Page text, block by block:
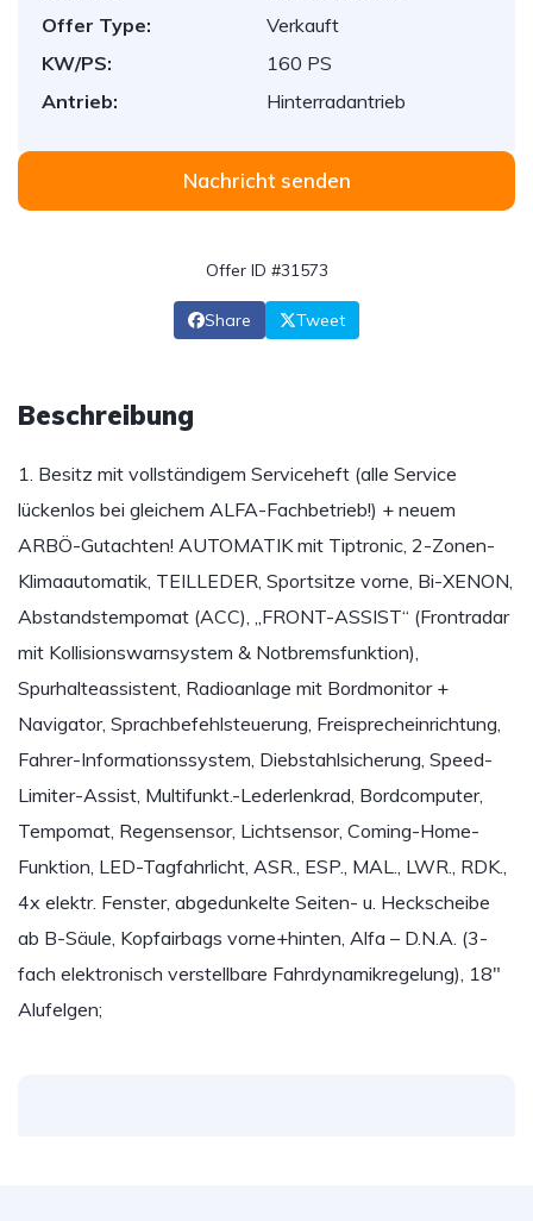
Offer Type:
Verkauft
KW/PS:
160 PS
Antrieb:
Hinterradantrieb
Nachricht senden
Offer ID #31573
Share Tweet
Beschreibung
1. Besitz mit vollständigem Serviceheft (alle Service
lückenlos bei gleichem ALFA-Fachbetrieb!) + neuem
ARBÖ-Gutachten! AUTOMATIK mit Tiptronic, 2-Zonen-
Klimaautomatik, TEILLEDER, Sportsitze vorne, Bi-XENON,
Abstandstempomat (ACC), „FRONT-ASSIST“ (Frontradar
mit Kollisionswarnsystem & Notbremsfunktion),
Spurhalteassistent, Radioanlage mit Bordmonitor +
Navigator, Sprachbefehlsteuerung, Freisprecheinrichtung,
Fahrer-Informationssystem, Diebstahlsicherung, Speed-
Limiter-Assist, Multifunkt.-Lederlenkrad, Bordcomputer,
Tempomat, Regensensor, Lichtsensor, Coming-Home-
Funktion, LED-Tagfahrlicht, ASR., ESP., MAL., LWR., RDK.,
4x elektr. Fenster, abgedunkelte Seiten- u. Heckscheibe
ab B-Säule, Kopfairbags vorne+hinten, Alfa – D.N.A. (3-
fach elektronisch verstellbare Fahrdynamikregelung), 18″
Alufelgen;